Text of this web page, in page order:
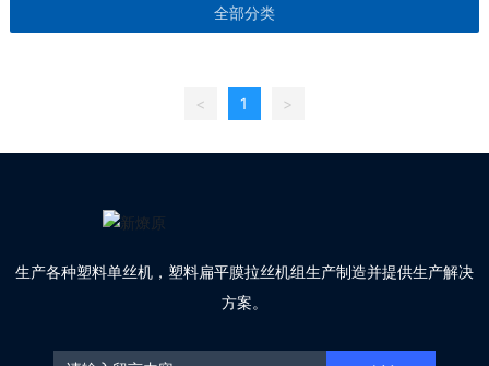
全部分类
< 1 >
生产各种塑料单丝机，塑料扁平膜拉丝机组生产制造并提供生产解决
方案。